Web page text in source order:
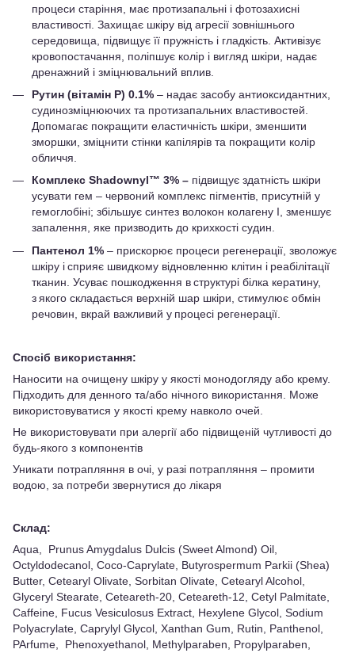
процеси старіння, має протизапальні і фотозахисні
властивості. Захищає шкіру від агресії зовнішнього
середовища, підвищує її пружність і гладкість. Активізує
кровопостачання, поліпшує колір і вигляд шкіри, надає
дренажний і зміцнювальний вплив.
Рутин (вітамін P) 0.1% – надає засобу антиоксидантних,
судинозміцнюючих та протизапальних властивостей.
Допомагає покращити еластичність шкіри, зменшити
зморшки, зміцнити стінки капілярів та покращити колір
обличчя.
Комплекс Shadownyl™ 3% – підвищує здатність шкіри
усувати гем – червоний комплекс пігментів, присутній у
гемоглобіні; збільшує синтез волокон колагену I, зменшує
запалення, яке призводить до крихкості судин.
Пантенол 1% – прискорює процеси регенерації, зволожує
шкіру і сприяє швидкому відновленню клітин і реабілітації
тканин. Усуває пошкодження в структурі білка кератину,
з якого складається верхній шар шкіри, стимулює обмін
речовин, вкрай важливий у процесі регенерації.
Спосіб використання:
Наносити на очищену шкіру у якості монодогляду або крему.
Підходить для денного та/або нічного використання. Може
використовуватися у якості крему навколо очей.
Не використовувати при алергії або підвищеній чутливості до
будь-якого з компонентів
Уникати потрапляння в очі, у разі потрапляння – промити
водою, за потреби звернутися до лікаря
Склад:
Aqua, Prunus Amygdalus Dulcis (Sweet Almond) Oil,
Octyldodecanol, Coco-Caprylate, Butyrospermum Parkii (Shea)
Butter, Cetearyl Olivаte, Sorbitan Olivate, Cetearyl Alcohol,
Glyceryl Stearate, Ceteareth-20, Ceteareth-12, Cetyl Palmitate,
Caffeine, Fucus Vesiculosus Extract, Hexylene Glycol, Sodium
Polyacrylate, Caprylyl Glycol, Xanthan Gum, Rutin, Panthenol,
PArfume, Phenoxyethanol, Methylparaben, Propylparaben,